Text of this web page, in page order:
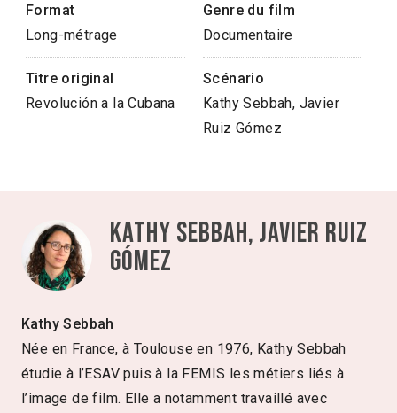
Format
Long-métrage
Genre du film
Documentaire
Titre original
Revolución a la Cubana
Scénario
Kathy Sebbah, Javier
Ruiz Gómez
Kathy Sebbah, Javier Ruiz
Gómez
Kathy Sebbah
Née en France, à Toulouse en 1976, Kathy Sebbah
étudie à l’ESAV puis à la FEMIS les métiers liés à
l’image de film. Elle a notamment travaillé avec